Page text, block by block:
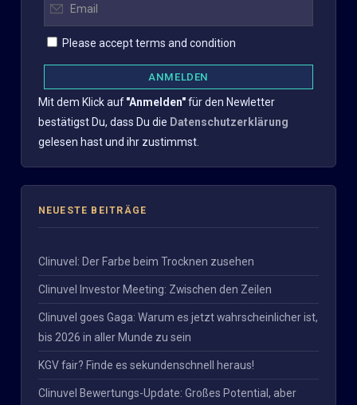
Please accept terms and condition
Mit dem Klick auf"Anmelden"für den Newletter
bestätigst Du, dass Du die Datenschutzerklärung
gelesen hast und ihr zustimmst.
NEUESTE BEITRÄGE
Clinuvel: Der Farbe beim Trocknen zusehen
Clinuvel Investor Meeting: Zwischen den Zeilen
Clinuvel goes Gaga: Warum es jetzt wahrscheinlicher ist,
bis 2026 in aller Munde zu sein
KGV fair? Finde es sekundenschnell heraus!
Clinuvel Bewertungs-Update: Großes Potential, aber